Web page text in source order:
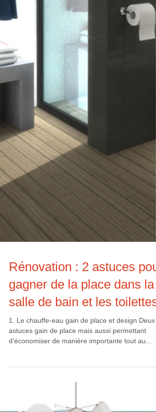
Rénovation : 2 astuces pour
gagner de la place dans la
salle de bain et les toilettes
1. Le chauffe-eau gain de place et design Deux